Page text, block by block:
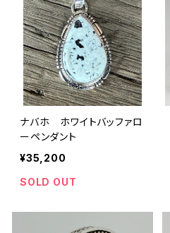
ナバホ ホワイトバッファロ
ーペンダント
¥35,200
SOLD OUT